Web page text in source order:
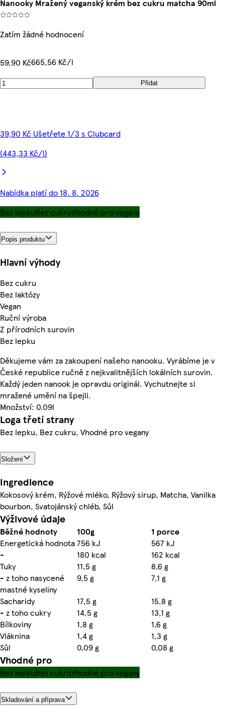
Nanooky Mražený veganský krém bez cukru matcha 90ml
Zatím žádné hodnocení
59,90 Kč665,56 Kč/l
Přidat
39,90 Kč Ušetřete 1/3 s Clubcard
(443,33 Kč/l)
Nabídka platí do 18. 8. 2026
Bez lepkuBez cukruVhodné pro vegany
Popis produktu
Hlavní výhody
Bez cukru
Bez laktózy
Vegan
Ruční výroba
Z přírodních surovin
Bez lepku
Děkujeme vám za zakoupení našeho nanooku. Vyrábíme je v
České republice ručně z nejkvalitnějších lokálních surovin.
Každý jeden nanook je opravdu originál. Vychutnejte si
mražené umění na špejli.
Množství: 0.09l
Loga třetí strany
Bez lepku, Bez cukru, Vhodné pro vegany
Složení
Ingredience
Kokosový krém, Rýžové mléko, Rýžový sirup, Matcha, Vanilka
bourbon, Svatojánský chléb, Sůl
Výživové údaje
Běžné hodnoty 100g
1 porce
Energetická hodnota756 kJ
567 kJ
-
180 kcal
162 kcal
Tuky
11,5 g
8,6 g
- z toho nasycené
mastné kyseliny
9,5 g
7,1 g
Sacharidy
17,5 g
15,8 g
- z toho cukry
14,5 g
13,1 g
Bílkoviny
1,8 g
1,6 g
Vláknina
1,4 g
1,3 g
Sůl
0,09 g 0,08 g
Vhodné pro
Bez lepkuBez cukruVhodné pro vegany
Skladování a příprava